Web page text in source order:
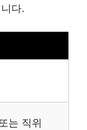
다.
는 직위